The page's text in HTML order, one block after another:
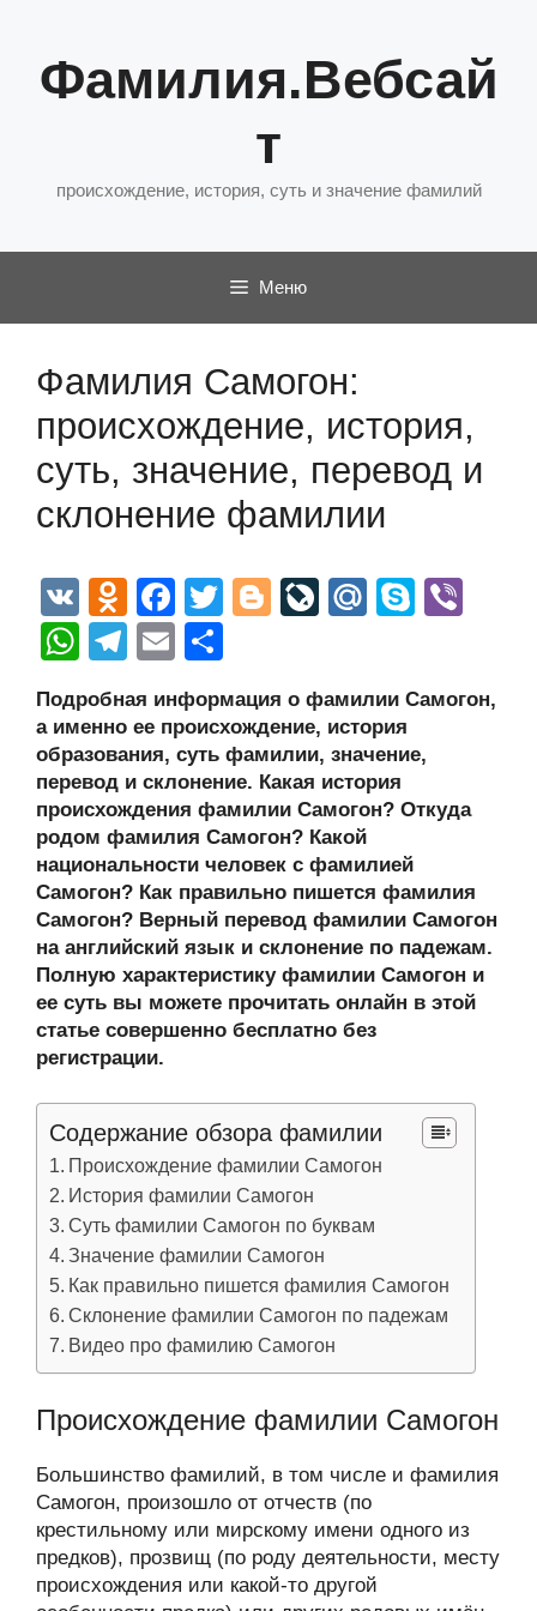
содержимому
Фамилия.Вебсай
т
происхождение, история, суть и значение фамилий
Меню
Фамилия Самогон:
происхождение, история,
суть, значение, перевод и
склонение фамилии
V
K
O
d
n
o
kl
a
ss
ni
ki
F
a
c
e
b
o
o
k
T
er
Bl
g
er
Li
J
o
ur
n
al
M
u
S
e
W
at
s
A
p
p
T
e
gr
a
m
E
ail р
а
в
и
ть
Подробная информация о фамилии Самогон,
а именно ее происхождение, история
образования, суть фамилии, значение,
перевод и склонение. Какая история
происхождения фамилии Самогон? Откуда
родом фамилия Самогон? Какой
национальности человек с фамилией
Самогон? Как правильно пишется фамилия
Самогон? Верный перевод фамилии Самогон
на английский язык и склонение по падежам.
Полную характеристику фамилии Самогон и
ее суть вы можете прочитать онлайн в этой
статье совершенно бесплатно без
регистрации.
Содержание обзора фамилии
Происхождение фамилии Самогон
История фамилии Самогон
Суть фамилии Самогон по буквам
Значение фамилии Самогон
Как правильно пишется фамилия Самогон
Склонение фамилии Самогон по падежам
Видео про фамилию Самогон
Происхождение фамилии Самогон
Большинство фамилий, в том числе и фамилия
Самогон, произошло от отчеств (по
крестильному или мирскому имени одного из
предков), прозвищ (по роду деятельности, месту
происхождения или какой-то другой